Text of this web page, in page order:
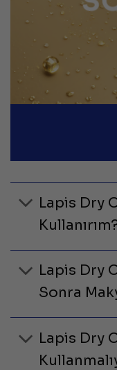
Lapis Dry
Lapis Dry
Sonra
Lapis Dry